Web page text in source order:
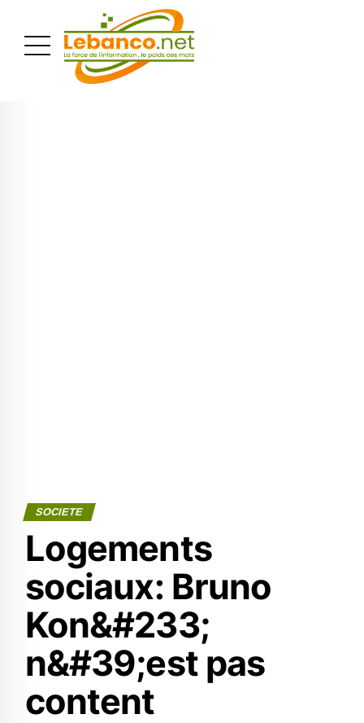
SOCIETE
Logements
sociaux: Bruno
Kon&#233;
n&#39;est pas
content